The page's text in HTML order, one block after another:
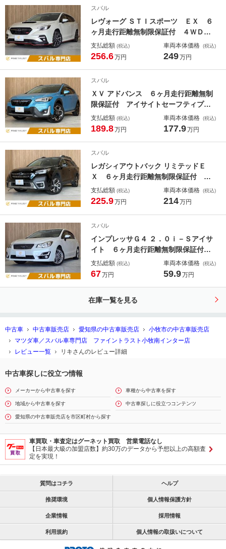
ヒーター Ｂｌｕｅｔｏｏｔｈ
スバル
レヴォーグ ＳＴＩスポーツ ＥＸ ６
ヶ月走行距離無制限保証付 ４ＷＤ
本革シート 純正１１．６インチナ
ビ レーダークルーズコントロール
動リアゲート ブルートゥース
支払総額 (税込)
256.6万円
車両本体価格 (税込)
249万円
スバル
ＸＶ アドバンス ６ヶ月走行距離無制
限保証付 アイサイトセーフティプラ
ス ルーフレール 衝突軽減 レーダ
ークルーズ ＳＤナビ ＤＶＤ再生
レーンキープ
支払総額 (税込)
189.8万円
車両本体価格 (税込)
177.9万円
スバル
レガシィアウトバック リミテッドＥ
Ｘ ６ヶ月走行距離無制限保証付 禁
煙車 ４ＷＤ 本革シート レーダー
クルーズコントロール 純正１１．６
ー ＬＥＤヘッドライト パワーシー
ト
支払総額 (税込)
225.9万円
車両本体価格 (税込)
214万円
スバル
インプレッサＧ４ ２．０ｉ－Ｓアイサ
イト ６ヶ月走行距離無制限保証付
ＳＤナビ レーダークルーズコントロ
ール ハーフレザーシート フルセグ
トキー ＨＩＤヘッドライト 禁煙車
支払総額 (税込)
67万円
車両本体価格 (税込)
59.9万円
在庫一覧を見る
中古車 中古車販売店 愛知県の中古車販売店
小牧市の中古車販売店
マツダ車／スバル車専門店 ファイントラスト小牧南インター店
レビュー一覧
リキさんのレビュー詳細
中古車探しに役立つ情報
メーカーから中古車を探す 車種から中古車を探す
地域から中古車を探す 中古車探しに役立つコンテンツ
愛知県の中古車販売店を市区町村から探す
車買取・車査定はグーネット買取 営業電話なし
【日本最大級の加盟店数】約30万のデータから予想以上の高額査
定を実現！
質問はコチラ ヘルプ
推奨環境 個人情報保護方針
企業情報 採用情報
利用規約 個人情報の取扱いについて